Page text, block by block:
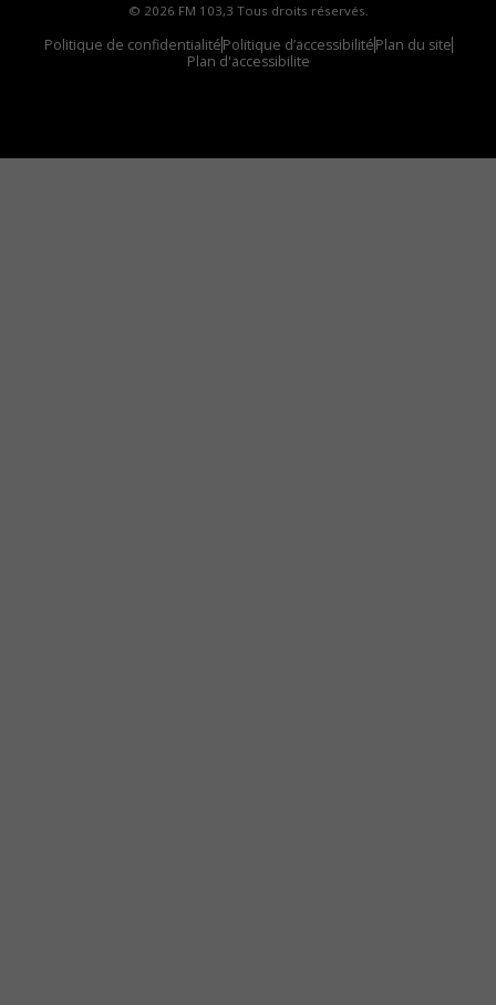
© 2026 FM 103,3 Tous droits réservés.
Politique de confidentialitéPolitique d’accessibilitéPlan du site
Plan d'accessibilite